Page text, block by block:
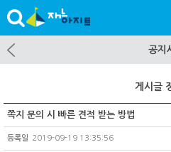
공지
게시글
쪽지 문의 시 빠른 견적 받는 방법
등록일 2019-09-19 13:35:56